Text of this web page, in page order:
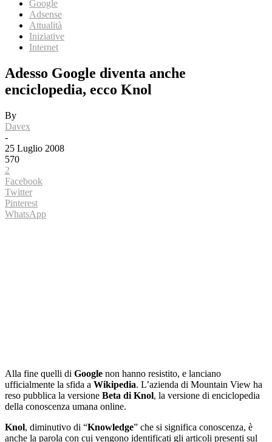
Google
Adsense
Attualità
Iniziative
Internet
Adesso Google diventa anche
enciclopedia, ecco Knol
By
Davex
-
25 Luglio 2008
570
2
Facebook
Twitter
Pinterest
WhatsApp
Alla fine quelli di Google non hanno resistito, e lanciano
ufficialmente la sfida a Wikipedia. L’azienda di Mountain View ha
reso pubblica la versione Beta di Knol, la versione di enciclopedia
della conoscenza umana online.
Knol, diminutivo di “Knowledge” che si significa conoscenza, è
anche la parola con cui vengono identificati gli articoli presenti sul